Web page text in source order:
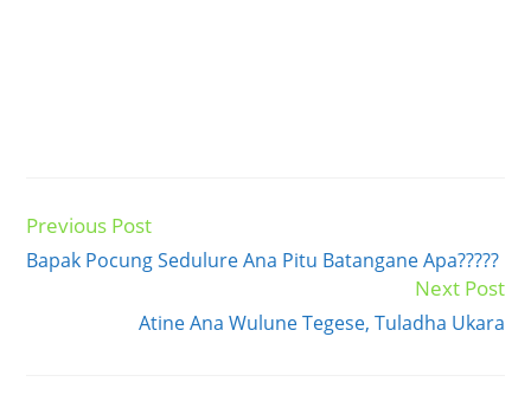
Read
articles
Previous Post
Bapak Pocung Sedulure Ana Pitu Batangane Apa?????
Next Post
Atine Ana Wulune Tegese, Tuladha Ukara